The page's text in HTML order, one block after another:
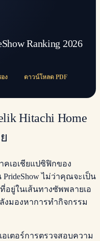
Ranking 2026
ง ดาวน์โหลด PDF
Hitachi Home
เอเชียแปซิฟิกของ
PrideShow ไม่ว่าคุณจะเป็น
อยู่ในเส้นทางซัพพลายเอ
มองหาการทำกิจกรรม
เตอร์การตรวจสอบความ